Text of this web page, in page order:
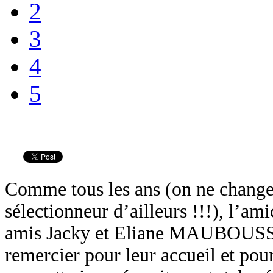
2
3
4
5
Comme tous les ans (on ne
sélectionneur d’ailleurs !!!),
amis Jacky et Eliane
remercier pour leur accueil et